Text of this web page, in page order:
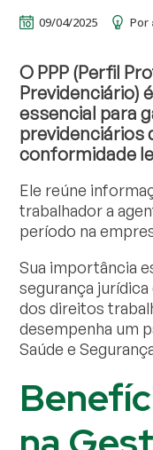
09/04/2025 Por
O PPP (Perfil
Previdenciário)
essencial para
previdenciários
conformidade
Ele reúne
trabalhador a
período na
Sua importância
segurança
dos direitos
desempenha um
Saúde e